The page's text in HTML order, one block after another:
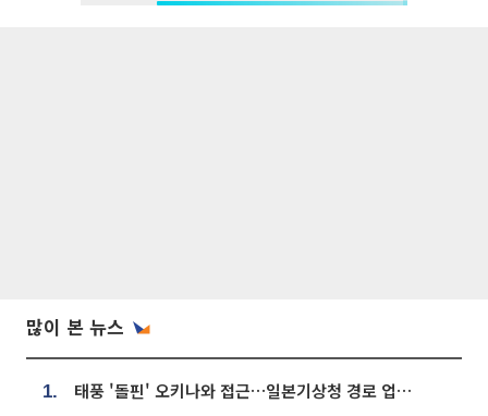
많이 본 뉴스
1. 태풍 '돌핀' 오키나와 접근…일본기상청 경로 업데이트